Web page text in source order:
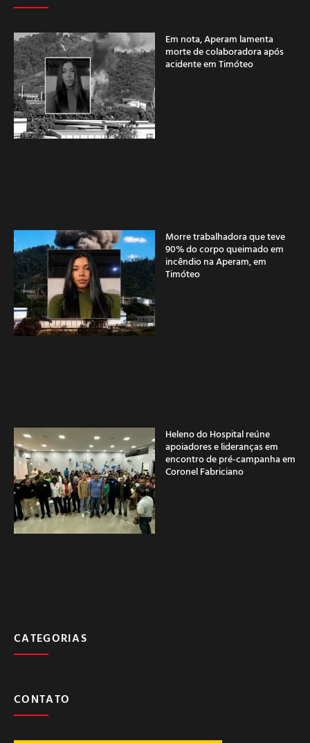
Em nota, Aperam lamenta
morte de colaboradora após
acidente em Timóteo
Morre trabalhadora que teve
90% do corpo queimado em
incêndio na Aperam, em
Timóteo
Heleno do Hospital reúne
apoiadores e lideranças em
encontro de pré-campanha em
Coronel Fabriciano
CATEGORIAS
CONTATO